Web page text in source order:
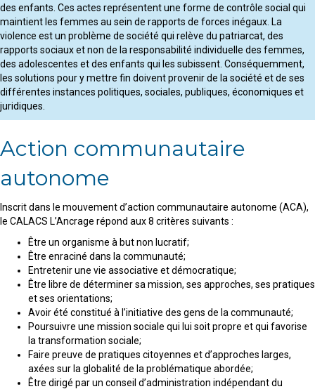
des enfants. Ces actes représentent une forme de contrôle social qui
maintient les femmes au sein de rapports de forces inégaux. La
violence est un problème de société qui relève du patriarcat, des
rapports sociaux et non de la responsabilité individuelle des femmes,
des adolescentes et des enfants qui les subissent. Conséquemment,
les solutions pour y mettre fin doivent provenir de la société et de ses
différentes instances politiques, sociales, publiques, économiques et
juridiques.
Action communautaire
autonome
Inscrit dans le mouvement d’action communautaire autonome (ACA),
le CALACS L’Ancrage répond aux 8 critères suivants :
Être un organisme à but non lucratif;
Être enraciné dans la communauté;
Entretenir une vie associative et démocratique;
Être libre de déterminer sa mission, ses approches, ses pratiques
et ses orientations;
Avoir été constitué à l’initiative des gens de la communauté;
Poursuivre une mission sociale qui lui soit propre et qui favorise
la transformation sociale;
Faire preuve de pratiques citoyennes et d’approches larges,
axées sur la globalité de la problématique abordée;
Être dirigé par un conseil d’administration indépendant du